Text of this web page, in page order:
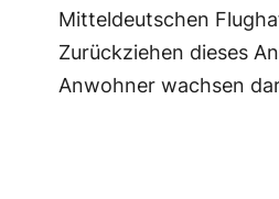
Mitteldeutschen
Zurückziehen dieses
Anwohner wachsen